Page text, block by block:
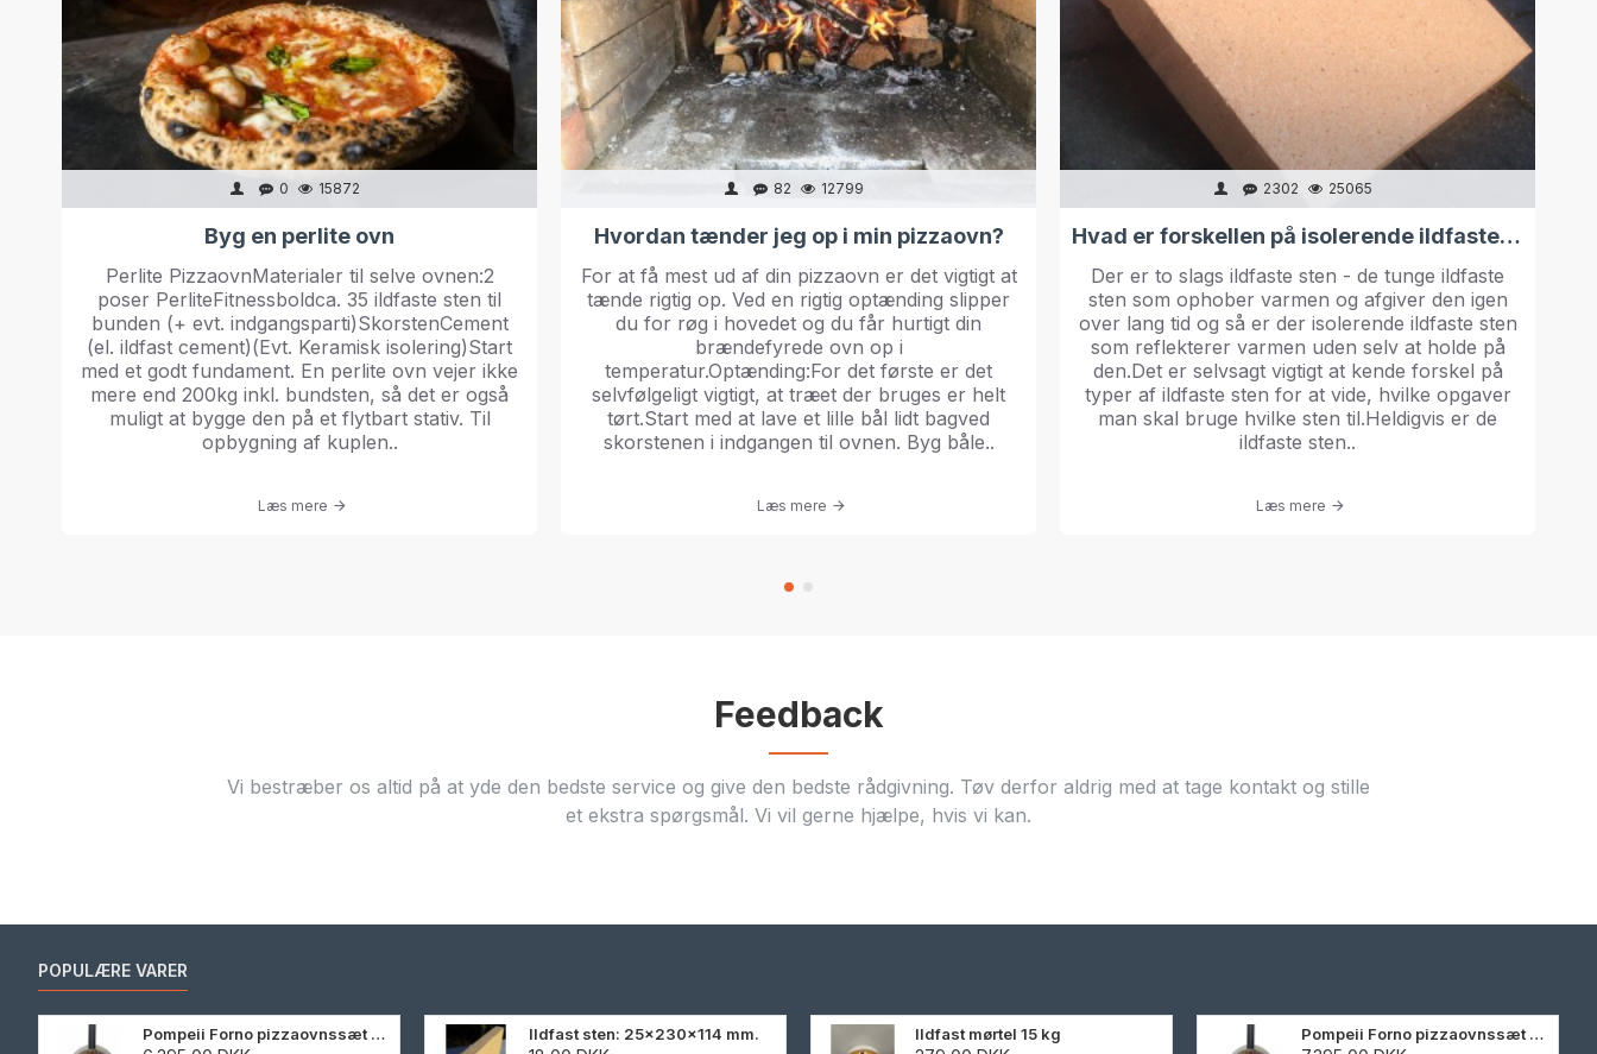
0 15872
Byg en perlite ovn
Perlite PizzaovnMaterialer til selve ovnen:2
poser PerliteFitnessboldca. 35 ildfaste sten til
bunden (+ evt. indgangsparti)SkorstenCement
(el. ildfast cement)(Evt. Keramisk isolering)Start
med et godt fundament. En perlite ovn vejer ikke
mere end 200kg inkl. bundsten, så det er også
muligt at bygge den på et flytbart stativ. Til
opbygning af kuplen..
Læs mere
82 12799
Hvordan tænder jeg op i min pizzaovn?
For at få mest ud af din pizzaovn er det vigtigt at
tænde rigtig op. Ved en rigtig optænding slipper
du for røg i hovedet og du får hurtigt din
brændefyrede ovn op i
temperatur.Optænding:For det første er det
selvfølgeligt vigtigt, at træet der bruges er helt
tørt.Start med at lave et lille bål lidt bagved
skorstenen i indgangen til ovnen. Byg båle..
Læs mere
2302 25065
Hvad er forskellen på isolerende ildfaste sten og alm. ildfaste sten /chamotte sten?
Der er to slags ildfaste sten - de tunge ildfaste
sten som ophober varmen og afgiver den igen
over lang tid og så er der isolerende ildfaste sten
som reflekterer varmen uden selv at holde på
den.Det er selvsagt vigtigt at kende forskel på
typer af ildfaste sten for at vide, hvilke opgaver
man skal bruge hvilke sten til.Heldigvis er de
ildfaste sten..
Læs mere
Feedback
Vi bestræber os altid på at yde den bedste service og give den bedste rådgivning. Tøv derfor aldrig med at tage kontakt og stille
et ekstra spørgsmål. Vi vil gerne hjælpe, hvis vi kan.
POPULÆRE VARER
Pompeii Forno pizzaovnssæt 90 cm Ildfast sten: 25x230x114 mm. Ildfast mørtel 15 kg Pompeii Forno pizzaovnssæt 105 cm